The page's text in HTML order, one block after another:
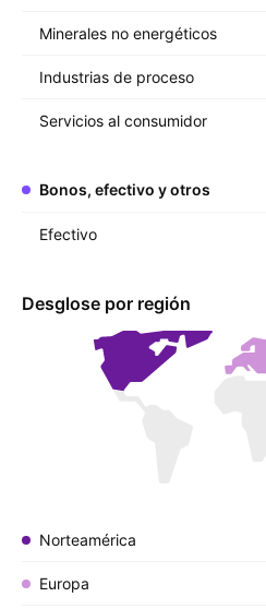
Minerales no energéticos
Industrias de proceso
Servicios al consumidor
Bonos, efectivo y otros
Efectivo
Desglose por región
Norteamérica
Europa